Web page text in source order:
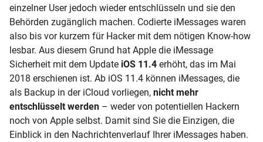
einzelner User jedoch wieder entschlüsseln und sie den
Behörden zugänglich machen. Codierte iMessages waren
also bis vor kurzem für Hacker mit dem nötigen Know-how
lesbar. Aus diesem Grund hat Apple die iMessage
Sicherheit mit dem Update iOS 11.4 erhöht, das im Mai
2018 erschienen ist. Ab iOS 11.4 können iMessages, die
als Backup in der iCloud vorliegen, nicht mehr
entschlüsselt werden – weder von potentiellen Hackern
noch von Apple selbst. Damit sind Sie die Einzigen, die
Einblick in den Nachrichtenverlauf Ihrer iMessages haben.